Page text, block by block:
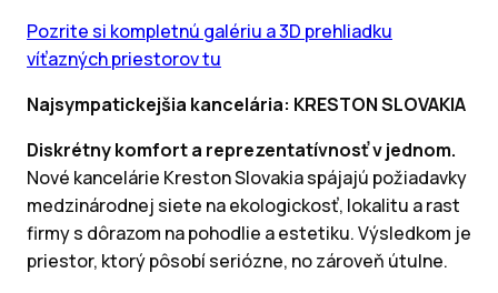
Pozrite si kompletnú galériu a 3D prehliadku
víťazných priestorov tu
Najsympatickejšia kancelária: KRESTON SLOVAKIA
Diskrétny komfort a reprezentatívnosť v jednom.
Nové kancelárie Kreston Slovakia spájajú požiadavky
medzinárodnej siete na ekologickosť, lokalitu a rast
firmy s dôrazom na pohodlie a estetiku. Výsledkom je
priestor, ktorý pôsobí seriózne, no zároveň útulne.